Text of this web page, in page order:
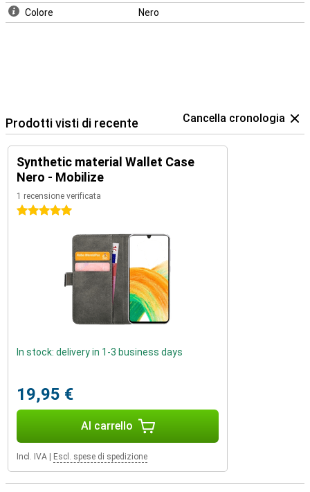
Colore Nero
Prodotti visti di recente Cancella cronologia
Synthetic material Wallet Case
Nero - Mobilize
1 recensione verificata
5 stelle
In stock: delivery in 1-3 business days
19,95 €
Al carrello
Incl. IVA Escl. spese di spedizione